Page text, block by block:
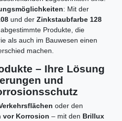
: Mit der
und der Zinkstaubfarbe 128
Produkte, die
als auch im Bauwesen einen
machen.
– Ihre Lösung
und
oder den
vor Korrosion – mit den Brillux